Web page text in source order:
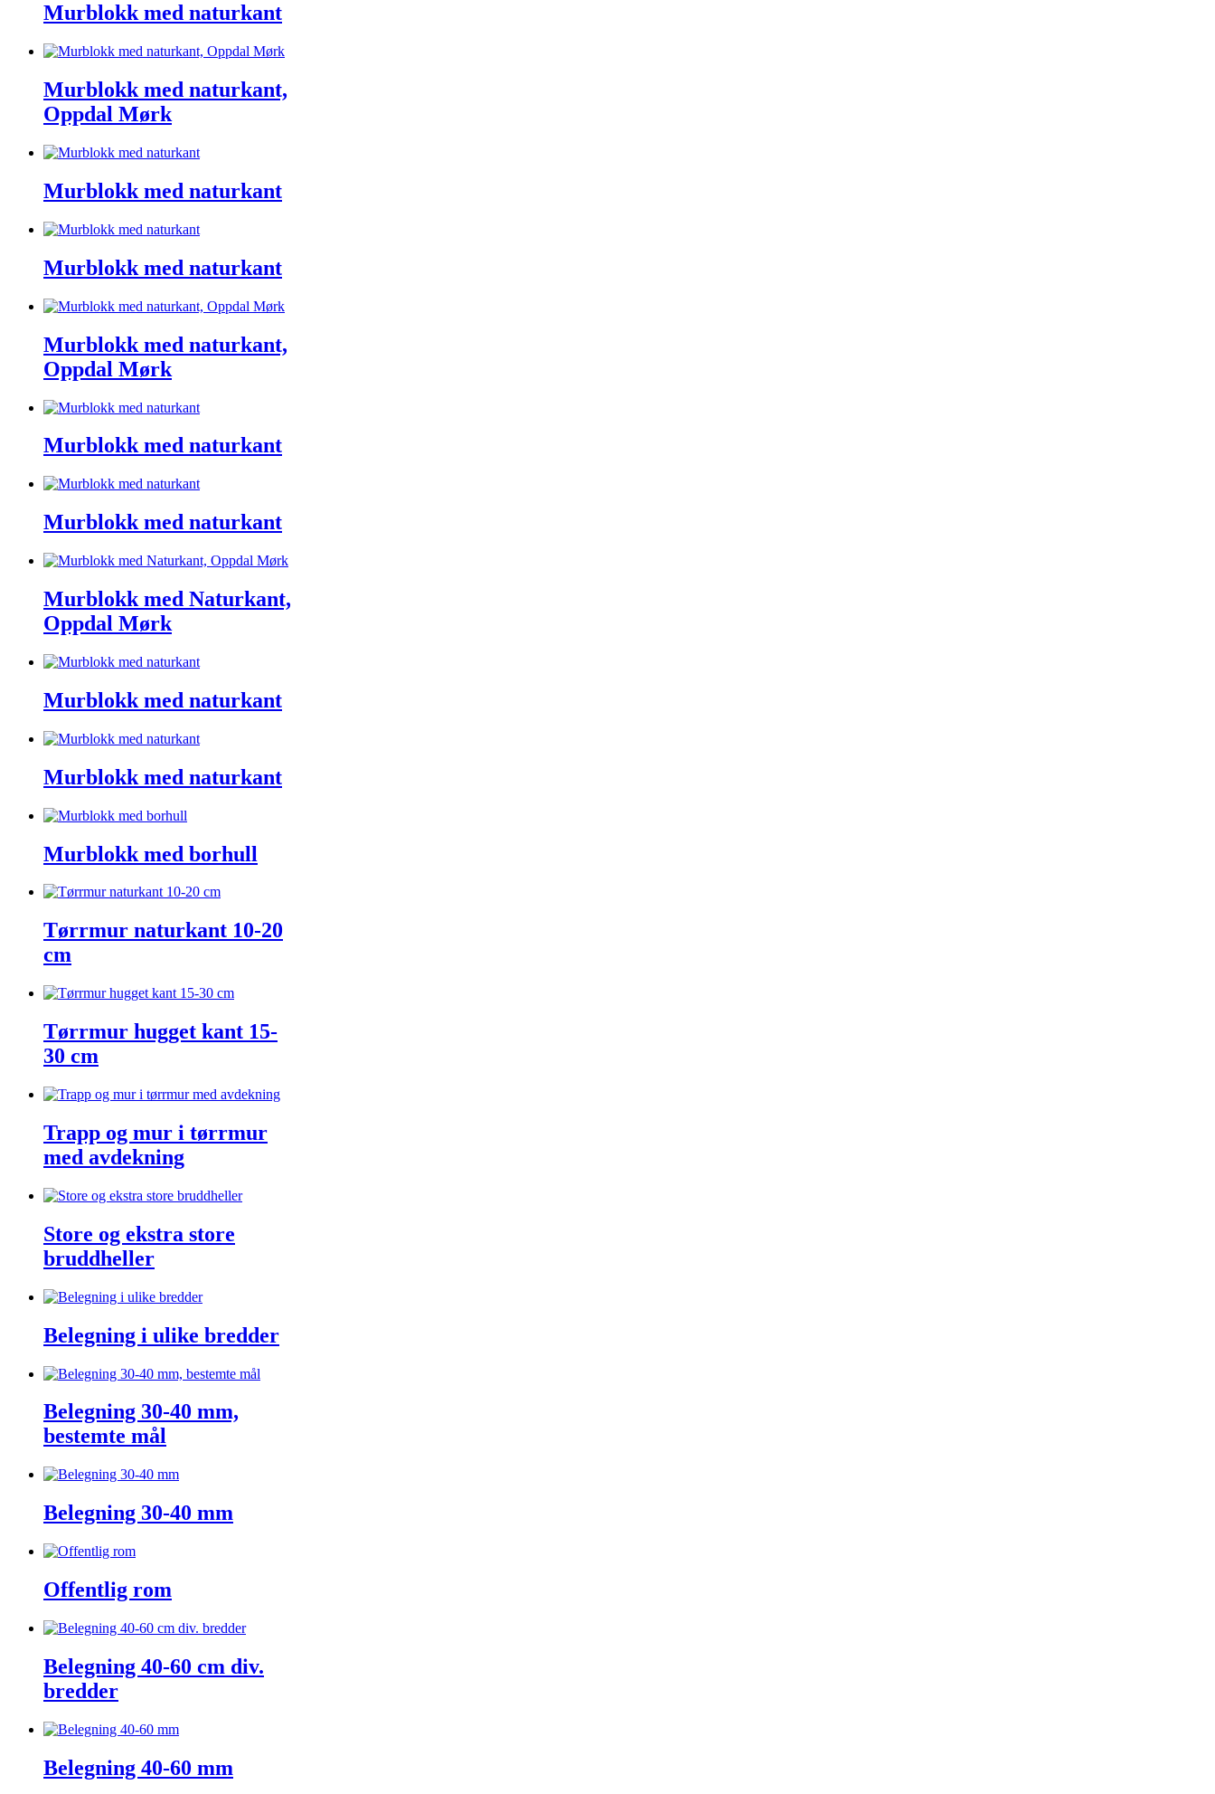
Murblokk med naturkant
Murblokk med naturkant,
Oppdal Mørk
Murblokk med naturkant
Murblokk med naturkant
Murblokk med naturkant,
Oppdal Mørk
Murblokk med naturkant
Murblokk med naturkant
Murblokk med Naturkant,
Oppdal Mørk
Murblokk med naturkant
Murblokk med naturkant
Murblokk med borhull
Tørrmur naturkant 10-20
cm
Tørrmur hugget kant 15-
30 cm
Trapp og mur i tørrmur
med avdekning
Store og ekstra store
bruddheller
Belegning i ulike bredder
Belegning 30-40 mm,
bestemte mål
Belegning 30-40 mm
Offentlig rom
Belegning 40-60 cm div.
bredder
Belegning 40-60 mm